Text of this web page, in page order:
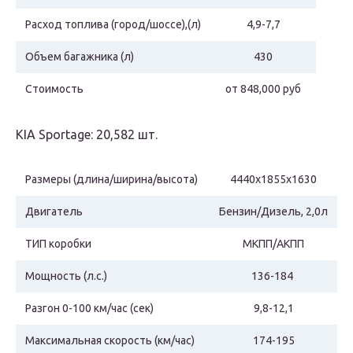
Расход топлива (город/шоссе),(л) 4,9-7,7
Объем багажника (л) 430
Стоимость от 848,000 руб
KIA Sportage: 20,582 шт.
Размеры (длина/ширина/высота) 4440х1855х1630
Двигатель Бензин/Дизель, 2,0л
ТИП коробки МКПП/АКПП
Мощность (л.с.) 136-184
Разгон 0-100 км/час (сек) 9,8-12,1
Максимальная скорость (км/час) 174-195